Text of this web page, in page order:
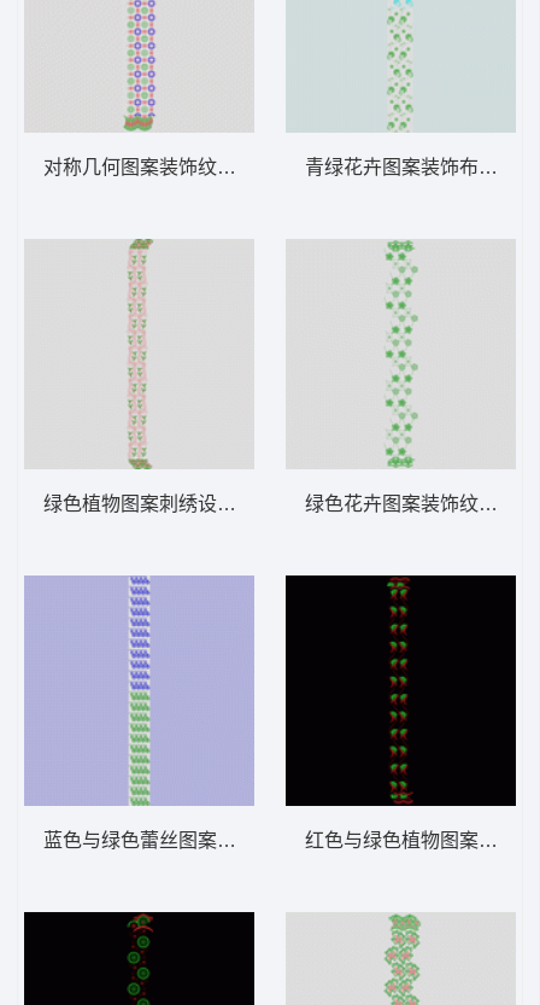
对称几何图案装饰纹样 窗帘
绿色植物图案刺绣设计 窗帘
蓝色与绿色蕾丝图案排列 窗帘
青绿花卉图案装饰布 窗帘
绿色花卉图案装饰纹样 窗帘
红色与绿色植物图案装饰